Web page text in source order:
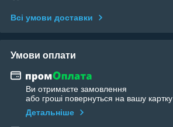
Всі умови доставки
Умови оплати
Ви отримаєте замовлення
або гроші повернуться на вашу картку
Детальніше